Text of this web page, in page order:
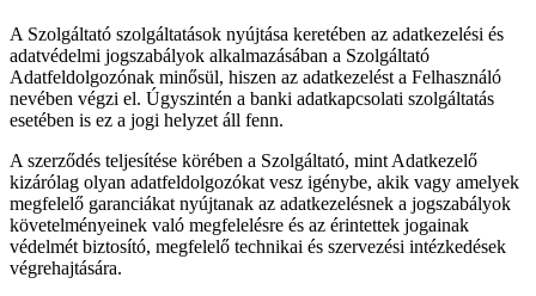
A Szolgáltató szolgáltatások nyújtása keretében az adatkezelési és
adatvédelmi jogszabályok alkalmazásában a Szolgáltató
Adatfeldolgozónak minősül, hiszen az adatkezelést a Felhasználó
nevében végzi el. Úgyszintén a banki adatkapcsolati szolgáltatás
esetében is ez a jogi helyzet áll fenn.
A szerződés teljesítése körében a Szolgáltató, mint Adatkezelő
kizárólag olyan adatfeldolgozókat vesz igénybe, akik vagy amelyek
megfelelő garanciákat nyújtanak az adatkezelésnek a jogszabályok
követelményeinek való megfelelésre és az érintettek jogainak
védelmét biztosító, megfelelő technikai és szervezési intézkedések
végrehajtására.